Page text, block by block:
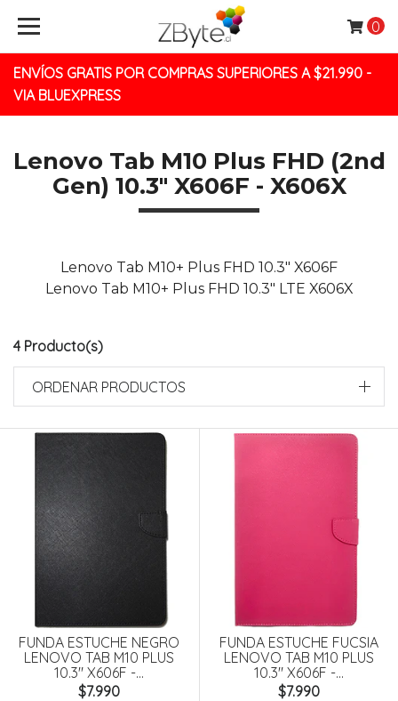
ENVÍOS GRATIS POR COMPRAS SUPERIORES A $21.990 -
VIA BLUEXPRESS
0
Lenovo Tab M10 Plus FHD (2nd
Gen) 10.3" X606F - X606X
Lenovo Tab M10+ Plus FHD 10.3" X606F
Lenovo Tab M10+ Plus FHD 10.3" LTE X606X
4 Producto(s)
ORDENAR PRODUCTOS
FUNDA ESTUCHE NEGRO
LENOVO TAB M10 PLUS
10.3" X606F -...
$7.990
FUNDA ESTUCHE FUCSIA
LENOVO TAB M10 PLUS
10.3" X606F -...
$7.990